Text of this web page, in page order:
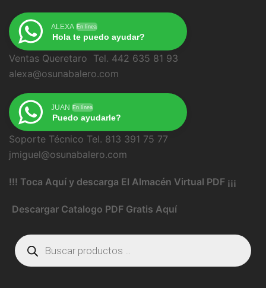
ALEXA En línea
Hola te puedo ayudar?
Ventas Queretaro Tel. 442 635 81 93
alexa@osunabalero.com
JUAN En línea
Puedo ayudarle?
Soporte Técnico Tel. 813 391 75 77
jmiguel@osunabalero.com
!!! Toca Aquí y descarga El Almacén Virtual PDF ¡¡¡
Descargar Catalogo PDF Gratis Aquí
Búsqueda
de
productos